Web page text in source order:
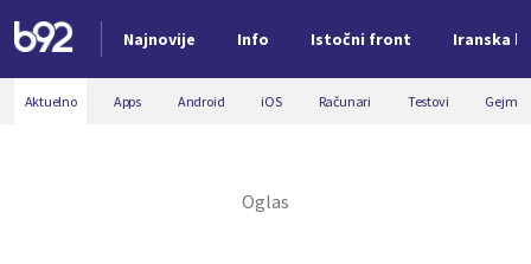
Najnovije Info Istočni front Iranska
Nova vest
Aktuelno Apps Android iOS Računari Testovi